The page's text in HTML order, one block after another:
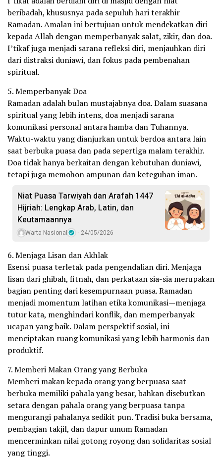
beribadah, khususnya pada sepuluh hari terakhir
Ramadan. Amalan ini bertujuan untuk mendekatkan diri
kepada Allah dengan memperbanyak salat, zikir, dan doa.
I’tikaf juga menjadi sarana refleksi diri, menjauhkan diri
dari distraksi duniawi, dan fokus pada pembenahan
spiritual.
5. Memperbanyak Doa
Ramadan adalah bulan mustajabnya doa. Dalam suasana
spiritual yang lebih intens, doa menjadi sarana
komunikasi personal antara hamba dan Tuhannya.
Waktu-waktu yang dianjurkan untuk berdoa antara lain
saat berbuka puasa dan pada sepertiga malam terakhir.
Doa tidak hanya berkaitan dengan kebutuhan duniawi,
tetapi juga memohon ampunan dan keteguhan iman.
Niat Puasa Tarwiyah dan Arafah 1447
Hijriah: Lengkap Arab, Latin, dan
Keutamaannya
Warta Nasional 24/05/2026
6. Menjaga Lisan dan Akhlak
Esensi puasa terletak pada pengendalian diri. Menjaga
lisan dari ghibah, fitnah, dan perkataan sia-sia merupakan
bagian penting dari kesempurnaan puasa. Ramadan
menjadi momentum latihan etika komunikasi—menjaga
tutur kata, menghindari konflik, dan memperbanyak
ucapan yang baik. Dalam perspektif sosial, ini
menciptakan ruang komunikasi yang lebih harmonis dan
produktif.
7. Memberi Makan Orang yang Berbuka
Memberi makan kepada orang yang berpuasa saat
berbuka memiliki pahala yang besar, bahkan disebutkan
setara dengan pahala orang yang berpuasa tanpa
mengurangi pahalanya sedikit pun. Tradisi buka bersama,
pembagian takjil, dan dapur umum Ramadan
mencerminkan nilai gotong royong dan solidaritas sosial
yang tinggi.